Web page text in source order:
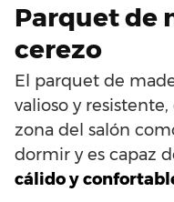
Parquet de
cerezo
El parquet de
valioso y
zona del salón
dormir y es capaz
cálido y